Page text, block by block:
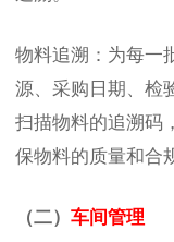
物料追溯：为每一
源、采购日期、检
扫描物料的追溯码
保物料的质量和合
（二） 车间管理